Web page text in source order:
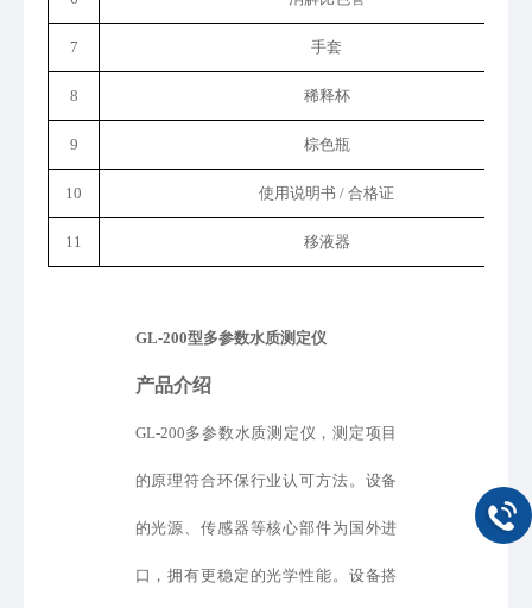
7 手套
8 稀释杯
9 棕色瓶
10 使用说明书 / 合格证
11 移液器
GL-200型多参数水质测定仪
产品介绍
GL-200多参数水质测定仪，测定项目
的原理符合环保行业认可方法。设备
的光源、传感器等核心部件为国外进
口 ，拥有更稳定的光学性能。设备搭